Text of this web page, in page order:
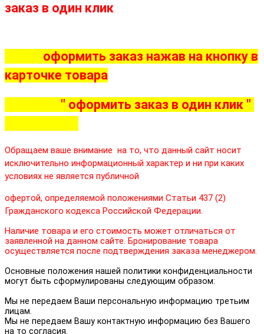
заказ в один клик
оформить заказ нажав на кнопку в
карточке товара
" оформить заказ в один клик "
Обращаем ваше внимание на то, что данный сайт носит
исключительно информационный характер и ни при каких
условиях не является публичной
офертой, определяемой положениями Статьи 437 (2)
Гражданского кодекса Российской Федерации.
Наличие товара и его стоимость может отличаться от
заявленной на данном сайте. Бронирование товара
осуществляется после подтверждения заказа менеджером.
Основные положения нашей политики конфиденциальности
могут быть сформулированы следующим образом:
Мы не передаем Ваши персональную информацию третьим
лицам.
Мы не передаем Вашу контактную информацию без Вашего
на то согласия.